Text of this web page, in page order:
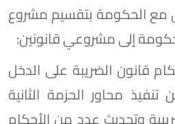
مع الحكومة بتقسيم مشروع
إلى مشروعي قانونين:
قانون الضريبة على الدخل
تنفيذ محاور الحزمة الثانية
وتحديث عدد من الأحكام